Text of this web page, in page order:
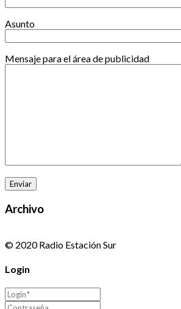
Asunto
Mensaje para el área de publicidad
Archivo
© 2020 Radio Estación Sur
Login